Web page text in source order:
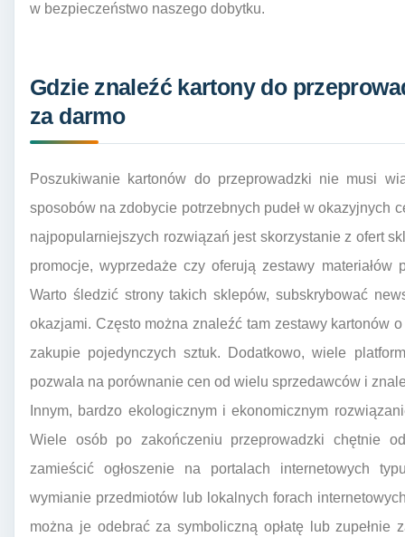
w bezpieczeństwo naszego dobytku.
Gdzie znaleźć kartony do
za darmo
Poszukiwanie kartonów do przeprowadzki nie musi
sposobów na zdobycie potrzebnych pudeł w okazyjnych
najpopularniejszych rozwiązań jest skorzystanie z ofert
promocje, wyprzedaże czy oferują zestawy materiałów
Warto śledzić strony takich sklepów, subskrybować
okazjami. Często można znaleźć tam zestawy kartonów
zakupie pojedynczych sztuk. Dodatkowo, wiele
pozwala na porównanie cen od wielu sprzedawców i
Innym, bardzo ekologicznym i ekonomicznym
Wiele osób po zakończeniu przeprowadzki chętnie
zamieścić ogłoszenie na portalach internetowych
wymianie przedmiotów lub lokalnych forach
można je odebrać za symboliczną opłatę lub zupełnie